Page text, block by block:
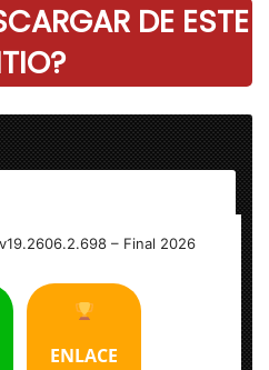
DE ESTE
– Final 2026
ENLACE